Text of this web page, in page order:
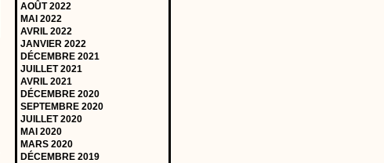
AOÛT 2022
MAI 2022
AVRIL 2022
JANVIER 2022
DÉCEMBRE 2021
JUILLET 2021
AVRIL 2021
DÉCEMBRE 2020
SEPTEMBRE 2020
JUILLET 2020
MAI 2020
MARS 2020
DÉCEMBRE 2019